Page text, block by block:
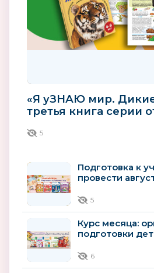
«Я уЗНАЮ мир.
третья книга серии
5
Подготовка к
провести
5
Курс месяца:
подготовки
обучению
6